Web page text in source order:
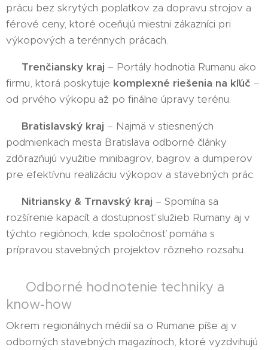
prácu bez skrytých poplatkov za dopravu strojov a
férové ceny, ktoré oceňujú miestni zákazníci pri
výkopových a terénnych prácach.
Trenčiansky kraj – Portály hodnotia Rumanu ako
firmu, ktorá poskytuje komplexné riešenia na kľúč –
od prvého výkopu až po finálne úpravy terénu.
Bratislavský kraj – Najmä v stiesnených
podmienkach mesta Bratislava odborné články
zdôrazňujú využitie minibagrov, bagrov a dumperov
pre efektívnu realizáciu výkopov a stavebných prác.
Nitriansky & Trnavský kraj – Spomína sa
rozšírenie kapacít a dostupnosť služieb Rumany aj v
týchto regiónoch, kde spoločnosť pomáha s
prípravou stavebných projektov rôzneho rozsahu.
🧰 Odborné hodnotenie techniky a
know-how
Okrem regionálnych médií sa o Rumane píše aj v
odborných stavebných magazínoch, ktoré vyzdvihujú